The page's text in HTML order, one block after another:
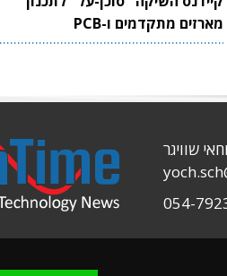
מארזים מתקדמים ו-PCB
שוויגר
054-